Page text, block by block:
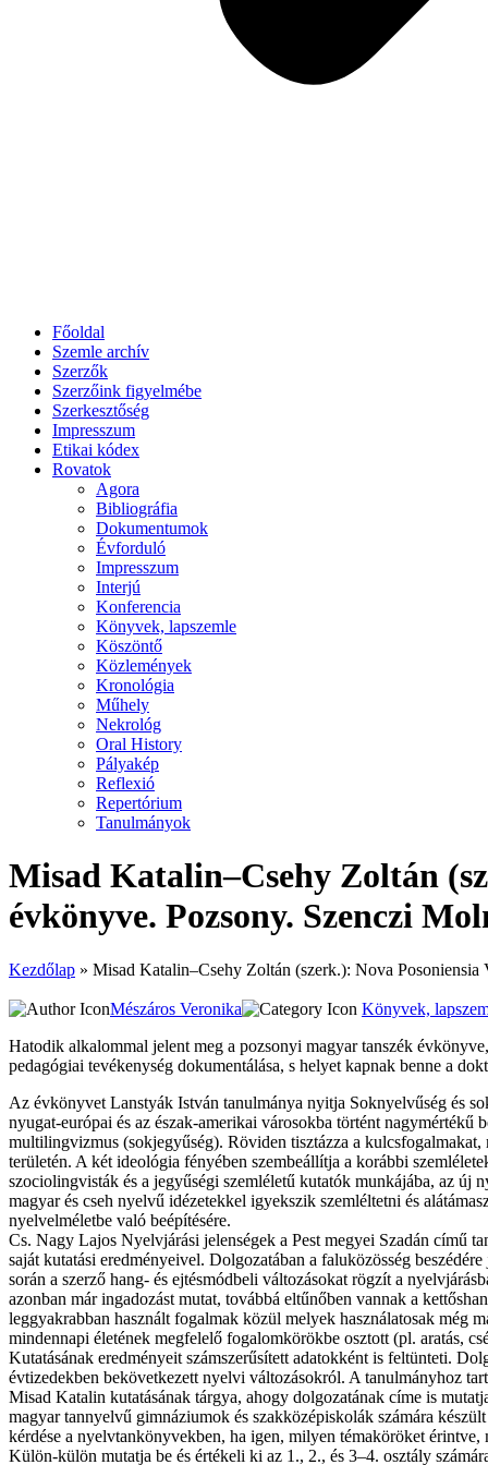
Főoldal
Szemle archív
Szerzők
Szerzőink figyelmébe
Szerkesztőség
Impresszum
Etikai kódex
Rovatok
Agora
Bibliográfia
Dokumentumok
Évforduló
Impresszum
Interjú
Konferencia
Könyvek, lapszemle
Köszöntő
Közlemények
Kronológia
Műhely
Nekrológ
Oral History
Pályakép
Reflexió
Repertórium
Tanulmányok
Misad Katalin–Csehy Zoltán
évkönyve. Pozsony. Szenczi
Kezdőlap » Misad Katalin–Csehy Zoltán (szerk.): Nova
Mészáros Veronika
Könyvek,
Hatodik alkalommal jelent meg a pozsonyi magyar tanszék
pedagógiai tevékenység dokumentálása, s helyet kapnak benne a
Az évkönyvet Lanstyák István tanulmánya nyitja Soknyelvűség és
nyugat-európai és az észak-amerikai városokba történt
multilingvizmus (sokjegyűség). Röviden tisztázza a
területén. A két ideológia fényében szembeállítja a korábbi
szociolingvisták és a jegyűségi szemléletű kutatók munkájába, az új
magyar és cseh nyelvű idézetekkel igyekszik szemléltetni és
nyelvelméletbe való beépítésére.
Cs. Nagy Lajos Nyelvjárási jelenségek a Pest megyei Szadán című
saját kutatási eredményeivel. Dolgozatában a faluközösség
során a szerző hang- és ejtésmódbeli változásokat rögzít a
azonban már ingadozást mutat, továbbá eltűnőben vannak a
leggyakrabban használt fogalmak közül melyek használatosak még
mindennapi éle­tének megfelelő fogalomkörökbe osztott (pl. aratás,
Kutatásának eredményeit számszerűsített adatokként is feltünteti.
évtizedekben bekövetkezett nyelvi változásokról. A tanulmányhoz
Misad Katalin kutatásának tárgya, ahogy dolgozatának címe is
magyar tannyelvű gimnáziumok és szakközépiskolák számára
kérdése a nyelvtankönyvekben, ha igen, milyen témaköröket
Külön-külön mutatja be és értékeli ki az 1., 2., és 3–4. osztály